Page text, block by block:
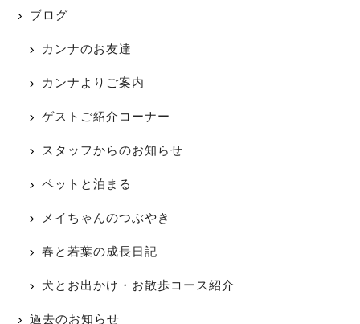
ブログ
カンナのお友達
カンナよりご案内
ゲストご紹介コーナー
スタッフからのお知らせ
ペットと泊まる
メイちゃんのつぶやき
春と若葉の成長日記
犬とお出かけ・お散歩コース紹介
過去のお知らせ